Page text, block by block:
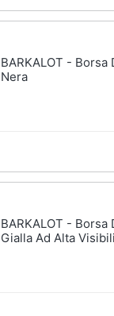
BARKALOT - Borsa
Nera
BARKALOT - Borsa
Gialla Ad Alta